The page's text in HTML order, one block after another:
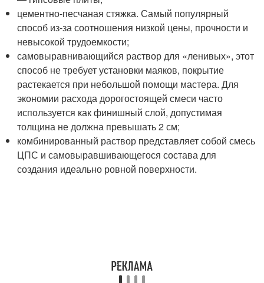
цементно-песчаная стяжка. Самый популярный
способ из-за соотношения низкой цены, прочности и
невысокой трудоемкости;
самовыравнивающийся раствор для «ленивых», этот
способ не требует установки маяков, покрытие
растекается при небольшой помощи мастера. Для
экономии расхода дорогостоящей смеси часто
используется как финишный слой, допустимая
толщина не должна превышать 2 см;
комбинированный раствор представляет собой смесь
ЦПС и самовыравшивающегося состава для
создания идеально ровной поверхности.